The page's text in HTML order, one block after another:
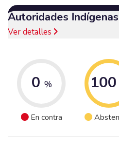
Autoridades
Ver detalles
0 %
En contra
100